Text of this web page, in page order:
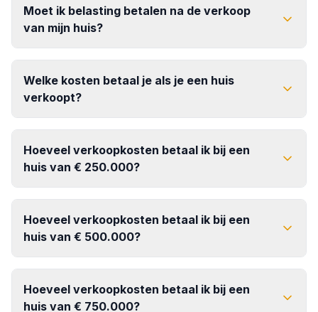
Moet ik belasting betalen na de verkoop
van mijn huis?
geen belasting
over de winst (overwaarde) bij de verkoop van je
eigen woning
Welke kosten betaal je als je een huis
verkoopt?
makelaarscourtage
Hoeveel verkoopkosten betaal ik bij een
huis van € 250.000?
Hoeveel verkoopkosten betaal ik bij een
huis van € 500.000?
Hoeveel verkoopkosten betaal ik bij een
huis van € 750.000?